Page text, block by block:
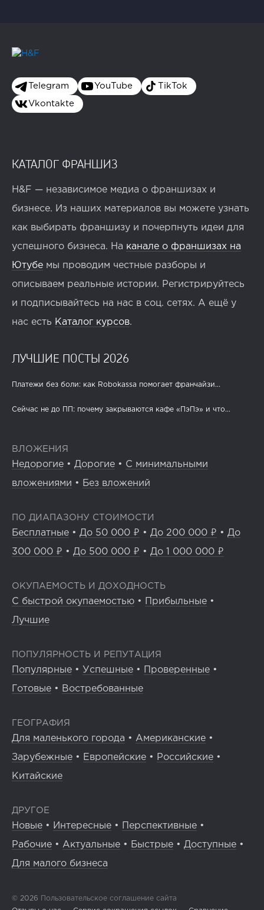
Telegram YouTube TikTok
Vkontakte
КАТАЛОГ ФРАНШИЗ
H&F — независимое медиа о франшизах и
бизнесе. Из наших материалов вы можете узнать
как выбирать франшизу и почерпнуть идеи для
успешного бизнеса. На канале о франшизах на
Ютубе мы проводим честные разборы и
описываем реальные истории. Регистрируйтесь
и подписывайтесь на нас в соц. сетях. А ещё у
нас есть Каталог курсов.
ЛУЧШИЕ ПОСТЫ 2026
Платежи без боли: как Robokassa помогает франчайзи...
Сейчас не до ПП: почему закрываются кафе «ПэПэ» и что...
ВЛОЖЕНИЯ
Недорогие • Дорогие • С минимальными
вложениями • Без вложений
ПО ДИАПАЗОНУ СТОИМОСТИ
Бесплатные • До 50 000 ₽ • До 200 000 ₽ • До
300 000 ₽ • До 500 000 ₽ • До 1 000 000 ₽
ОКУПАЕМОСТЬ И ДОХОДНОСТЬ
С быстрой окупаемостью • Прибыльные •
Лучшие
ПОПУЛЯРНОСТЬ И РЕПУТАЦИЯ
Популярные • Успешные • Проверенные •
Готовые • Востребованные
ГЕОГРАФИЯ
Для маленького города • Американские •
Зарубежные • Европейские • Российские •
Китайские
ДРУГОЕ
Новые • Интересные • Перспективные •
Рабочие • Актуальные • Быстрые • Доступные •
Для малого бизнеса
© 2026 Пользовательское соглашение сайта